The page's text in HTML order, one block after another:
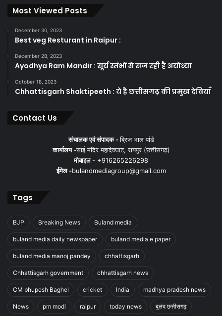
Most Viewed Posts
December 30, 2023
Best veg Resturant in Raipur :
December 28, 2023
Ayodhya Ram Mandir : सूर्य स्तंभों से सज रही है अयोध्या
October 18, 2023
Chhattisgarh Shaktipeeth : ये है छत्तीसगढ़ की प्रमुख देवियाँ
Contact Us
संचालक एवं संपादक -ब्रिज भाल पांडे
कार्यालय -साई मंदिर महादेवघाट, रायपुर (छत्तीसगढ़)
मोबाइल - +916265226298
ईमेल -bulandmediagroup@gmail.com
Tags
BJP Breaking News Buland media
buland media daily newspaper buland media e paper
buland media manoj pandey chhattisgarh
Chhattisgarh government chhattisgarh news
CM bhupesh Baghel cricket India madhya pradesh news
News pm modi raipur today news बुलंद छत्तीसगढ़